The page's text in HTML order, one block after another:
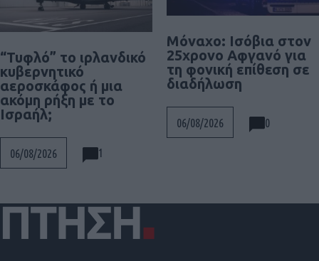
“Τυφλό” το ιρλανδικό
κυβερνητικό
αεροσκάφος ή μια
ακόμη ρήξη με το
Ισραήλ;
06/08/2026 1
Μόναχο: Ισόβια στον
25χρονο Αφγανό για
τη φονική επίθεση σε
διαδήλωση
06/08/2026 0